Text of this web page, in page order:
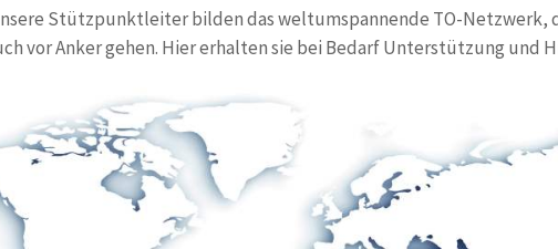
Stützpunktleiter bilden das weltumspannende TO-Netzwerk,
vor Anker gehen. Hier erhalten sie bei Bedarf Unterstützung und